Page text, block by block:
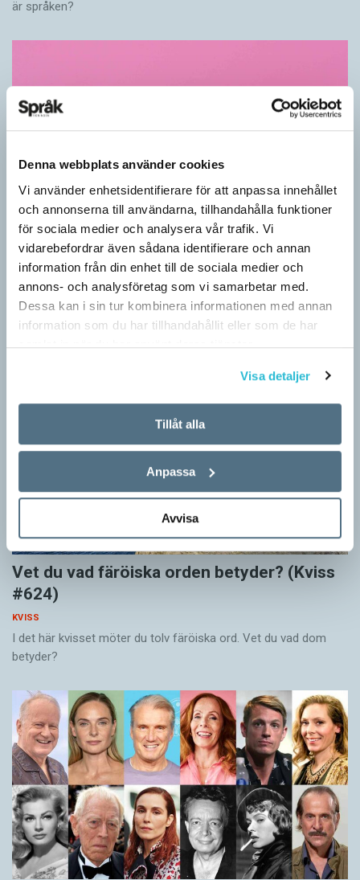
Denna webbplats använder cookies
Vi använder enhetsidentifierare för att anpassa innehållet
och annonserna till användarna, tillhandahålla funktioner
för sociala medier och analysera vår trafik. Vi
vidarebefordrar även sådana identifierare och annan
information från din enhet till de sociala medier och
annons- och analysföretag som vi samarbetar med.
Dessa kan i sin tur kombinera informationen med annan
information som du har tillhandahållit eller som de har
samlat in när du har använt deras tjänster.
Visa detaljer
Tillåt alla
Anpassa
Avvisa
är språken?
Känner du till orden från SAOL? (Kviss
#625)
KVISS
Vet du vad dom här tolv svenska orden betyder? Dom rätta
svaren kommer från Svenska Akademiens ordlista.
Vet du vad färöiska orden betyder? (Kviss
#624)
KVISS
I det här kvisset möter du tolv färöiska ord. Vet du vad dom
betyder?